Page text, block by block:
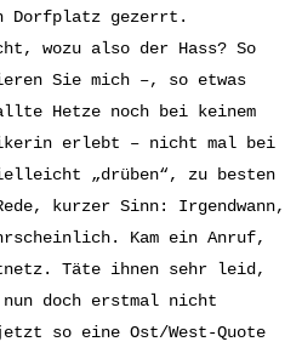
Dorfplatz gezerrt.
wozu also der Hass? So
Sie mich –, so etwas
Hetze noch bei keinem
erlebt – nicht mal bei
„drüben“, zu besten
kurzer Sinn: Irgendwann,
Kam ein Anruf,
Täte ihnen sehr leid,
doch erstmal nicht
so eine Ost/West-Quote